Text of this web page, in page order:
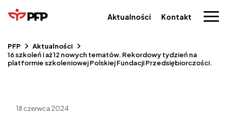
Aktualności Kontakt
PFP
Aktualności
16 szkoleń i aż 12 nowych tematów. Rekordowy tydzień na
platformie szkoleniowej Polskiej Fundacji Przedsiębiorczości.
18 czerwca 2024